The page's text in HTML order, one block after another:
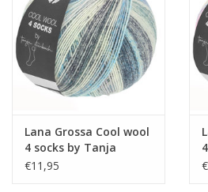
Breien en haken
Handwerk
Sale / Coupons
Lana Grossa Cool wool
4 socks by Tanja
Steinbach 7751
€11,95